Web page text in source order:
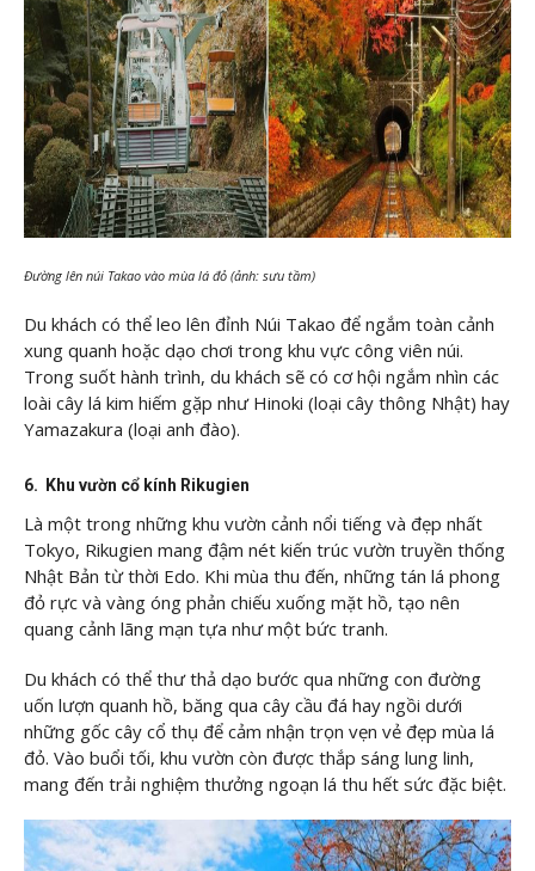
Đường lên núi Takao vào mùa lá đỏ (ảnh: sưu tầm)
Du khách có thể leo lên đỉnh Núi Takao để ngắm toàn cảnh
xung quanh hoặc dạo chơi trong khu vực công viên núi.
Trong suốt hành trình, du khách sẽ có cơ hội ngắm nhìn các
loài cây lá kim hiếm gặp như Hinoki (loại cây thông Nhật) hay
Yamazakura (loại anh đào).
6. Khu vườn cổ kính Rikugien
Là một trong những khu vườn cảnh nổi tiếng và đẹp nhất
Tokyo, Rikugien mang đậm nét kiến trúc vườn truyền thống
Nhật Bản từ thời Edo. Khi mùa thu đến, những tán lá phong
đỏ rực và vàng óng phản chiếu xuống mặt hồ, tạo nên
quang cảnh lãng mạn tựa như một bức tranh.
Du khách có thể thư thả dạo bước qua những con đường
uốn lượn quanh hồ, băng qua cây cầu đá hay ngồi dưới
những gốc cây cổ thụ để cảm nhận trọn vẹn vẻ đẹp mùa lá
đỏ. Vào buổi tối, khu vườn còn được thắp sáng lung linh,
mang đến trải nghiệm thưởng ngoạn lá thu hết sức đặc biệt.